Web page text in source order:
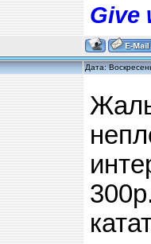
Give
Дата: